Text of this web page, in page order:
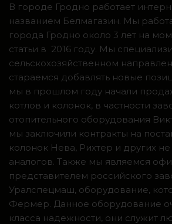
В городе Гродно работает
названием Белмагазин. Мы
города Гродно около 3 лет на
статьи в 2016 году. Мы
сельскохозяйственном
стараемся добавлять новые
мы в прошлом году начали
котлов и колонок, в частности
отопительного оборудования
мы заключили контракты на
колонок Нева, Рихтер и других
аналогов. Также мы являемся
представителем российского
Уралспецмаш, оборудование,
Фермер. Данное оборудование
класса надежности, они служит